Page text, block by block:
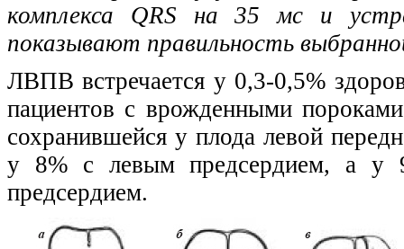
комплекса QRS на 35 мс и
показывают правильность
ЛВПВ встречается у 0,3-0,5%
пациентов с врожденными
сохранившейся у плода левой
у 8% с левым предсердием, а у
предсердием.